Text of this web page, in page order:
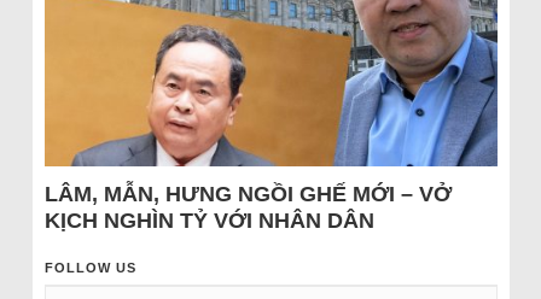
LÂM, MẪN, HƯNG NGỒI GHẾ MỚI – VỞ
KỊCH NGHÌN TỶ VỚI NHÂN DÂN
FOLLOW US